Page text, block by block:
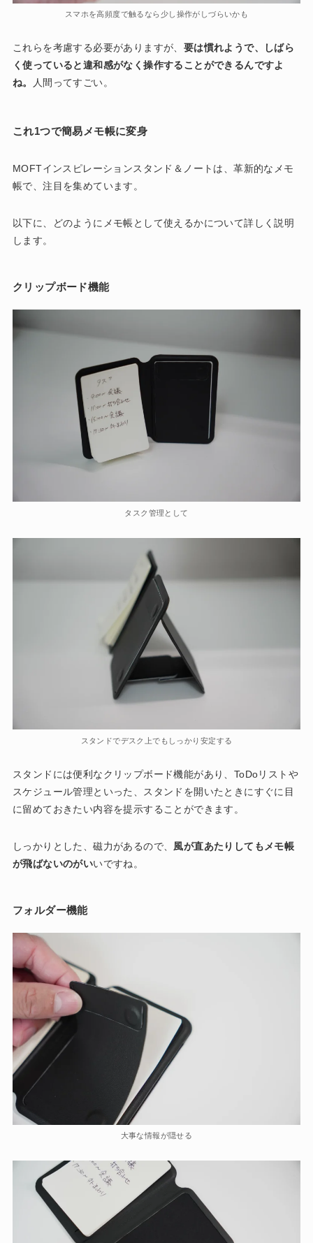
スマホを高頻度で触るなら少し操作がしづらいかも
これらを考慮する必要がありますが、 要は慣れようで、しばら
く使っていると違和感がなく操作することができるんですよ
ね。
人間ってすごい。
これ1つで簡易メモ帳に変身
MOFTインスピレーションスタンド＆ノートは、革新的なメモ
帳で、注目を集めています。
以下に、どのようにメモ帳として使えるかについて詳しく説明
します。
クリップボード機能
タスク管理として
スタンドでデスク上でもしっかり安定する
スタンドには便利なクリップボード機能があり、ToDoリストや
スケジュール管理といった、スタンドを開いたときにすぐに目
に留めておきたい内容を提示することができます。
しっかりとした、磁力があるので、 風が直あたりしてもメモ帳
が飛ばないのがいいですね。
フォルダー機能
大事な情報が隠せる